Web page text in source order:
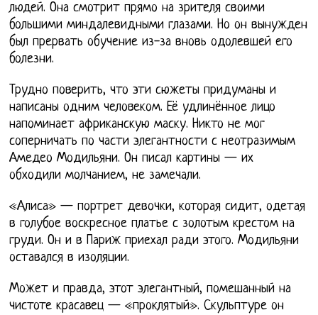
людей. Она смотрит прямо на зрителя своими
большими миндалевидными глазами. Но он вынужден
был прервать обучение из-за вновь одолевшей его
болезни.
Трудно поверить, что эти сюжеты придуманы и
написаны одним человеком. Её удлинённое лицо
напоминает африканскую маску. Никто не мог
соперничать по части элегантности с неотразимым
Амедео Модильяни. Он писал картины — их
обходили молчанием, не замечали.
«Алиса» — портрет девочки, которая сидит, одетая
в голубое воскресное платье с золотым крестом на
груди. Он и в Париж приехал ради этого. Модильяни
оставался в изоляции.
Может и правда, этот элегантный, помешанный на
чистоте красавец — «проклятый». Скульптуре он